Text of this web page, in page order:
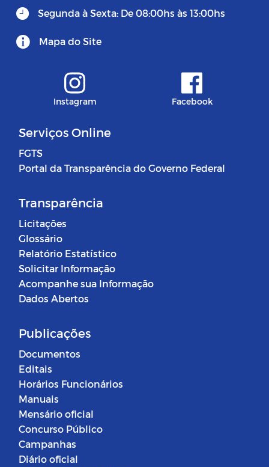
Segunda à Sexta: De 08:00hs às 13:00hs
Mapa do Site
Instagram Facebook
Serviços Online
FGTS
Portal da Transparência do Governo Federal
Transparência
Licitações
Glossário
Relatório Estatístico
Solicitar Informação
Acompanhe sua Informação
Dados Abertos
Publicações
Documentos
Editais
Horários Funcionários
Manuais
Mensário oficial
Concurso Público
Campanhas
Diário oficial